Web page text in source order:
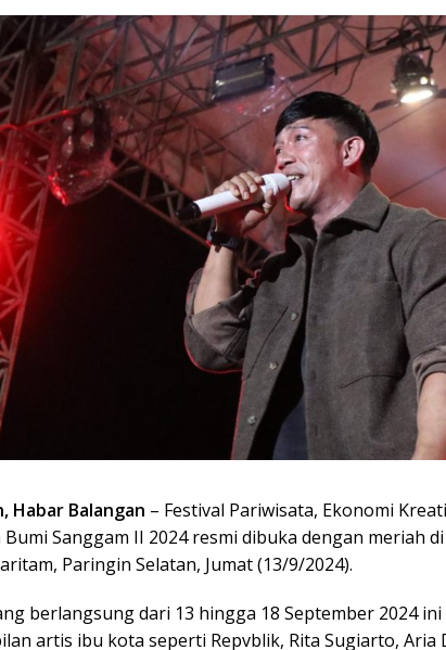
Habar Balangan – Festival Pariwisata, Ekonomi
Bumi Sanggam II 2024 resmi dibuka dengan meriah
Paringin Selatan, Jumat (13/9/2024).
berlangsung dari 13 hingga 18 September 2024
artis ibu kota seperti Repvblik, Rita Sugiarto, Aria